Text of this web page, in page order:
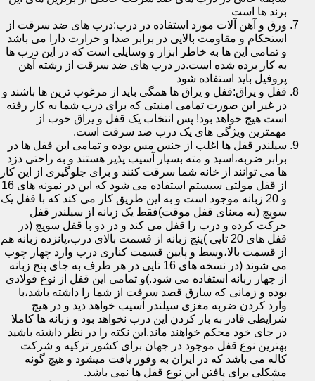
برند ها است
ورق و آهن آلات مورد استفاده در درب:درب های ضد سرقت از
استحکام و مقاومت بالایی در برابر صدا و حرارت دارا می باشد
و تمامی این ها به خاطر ابزار و وسایلی است که در این درب ها
به کار برده شده است.در درب های ضد سرقت از رشته آهن
پروفیل باید استفاده شود
قفل و یراق:قفل و یراق ها همگی باید از مرغوب ترین ها باشند و
در غیر این صورت تمامی امنیتی که برای درب شما به کار رفته
است هیچ خواهد بود! پس انتخاب یک قفل و یراق خوب از
مهمترین ویژگی های یک درب ضد سرقت است.
سیلندر قفل ها اغلب از جنس مس بوده و تمامی این قفل ها در
برابر ضربه،اسید و مته بسیار آسیب پذیر هستند و به راحتی دزد
ها می توانند از خانه شما سرقت کنند و برای جلوگیری از این کار
از قفل مولتی سیستم استفاده می شود که این در نمونه های 16
و 20 زبانه موجود است و به این طریق کار می کند که با قفل یک
سویچ (به معنای قفل موقت)فقط یک زبانه از سیلندر قفل
حرکت کرده و درب را قفل می کند و در دو با قفل سویچ (در
قفل های 20 تایی )پنج زبانه از قسمت بالای درب،پانزده زبانه هم
از قسمت بالا،وسط و پایین قسمت کناری درب وارد چهار چوب
می شوند (در نسخه های 16 تایی در هر طرف به جای پنج زبانه
از چهار زبانه استفاده می شود.)و تمامی این قفل از نوع فولادی
بوده و زمانی که سارق قصد سرقت از شما را داشته باشد،با
وارد کردن ضربه مغزی سیلندر آسیب خواهد دید و در هیچ
شرایطی قادر به باز کردن این درب نخواهد بود و زبانه ها کاملا
در جای خود محکم خواهند ماند.این نکته را در نظر داشته باشید
بهترین نوع قفل موجود در جهان برای کشور ترکیه و شرکت
کاله می باشد که در ایران به وفور یافت میشود و هیچ گونه
مشکلی برای یافتن این نوع قفل ها نمی باشد.